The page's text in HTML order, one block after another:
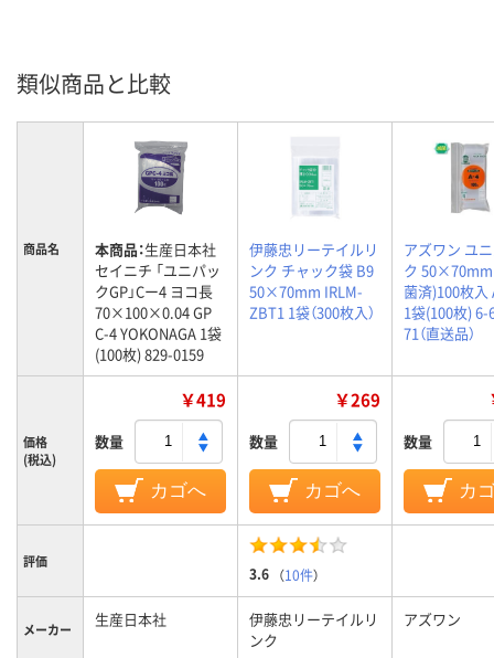
類似商品と比較
商品名 本商品：生産日本社
セイニチ 「ユニパッ
クGP」Cー4 ヨコ長
70×100×0.04 GP
C-4 YOKONAGA 1袋
(100枚) 829-0159
伊藤忠リーテイルリ
ンク チャック袋 B9
50×70mm IRLM-
ZBT1 1袋（300枚入）
アズワン ユ
ク
菌済)100枚入
1袋(100枚) 6-
71（直送品）
価格
(税込)
￥419
数量
カゴへ
￥269
数量
カゴへ
数量
カ
評価
3.6 （10件）
メーカー 生産日本社
伊藤忠リーテイルリ
ンク
アズワン